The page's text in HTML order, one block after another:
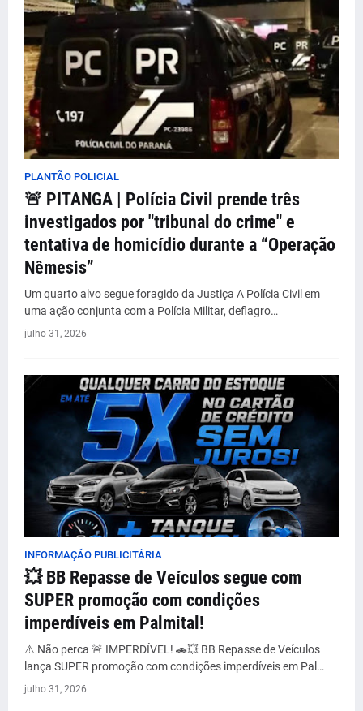
PLANTÃO POLICIAL
🚨 PITANGA | Polícia Civil prende três
investigados por "tribunal do crime" e
tentativa de homicídio durante a “Operação
Nêmesis”
Um quarto alvo segue foragido da Justiça A Polícia Civil em
uma ação conjunta com a Polícia Militar, deflagro…
julho 31, 2026
INFORMAÇÃO PUBLICITÁRIA
💥 BB Repasse de Veículos segue com
SUPER promoção com condições
imperdíveis em Palmital!
⚠️ Não perca 🚨 IMPERDÍVEL! 🚗💥 BB Repasse de Veículos
lança SUPER promoção com condições imperdíveis em Pal…
julho 31, 2026